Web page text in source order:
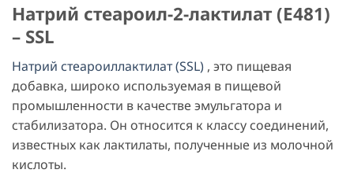
Натрий стеароил-2-лактилат (E481)
– SSL
Натрий стеароиллактилат (SSL) , это пищевая
добавка, широко используемая в пищевой
промышленности в качестве эмульгатора и
стабилизатора. Он относится к классу соединений,
известных как лактилаты, полученные из молочной
кислоты.